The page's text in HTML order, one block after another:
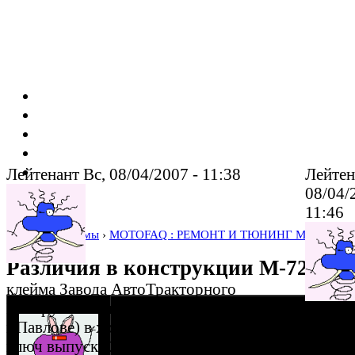
Home›Форумы › MOTOFAQ : РЕМОНТ И ТЮНИНГ
Различия в конструкции М-72
Лейтенант Вс, 08/04/2007 - 11:38
клейма Завода АвтоТракторного
Инструмента (позже им.т.Сталина)(в
г.Павлове) в хронологическом порядке
ключ выпуска 20-х - начала 30-х, позже
08/04/
11:46